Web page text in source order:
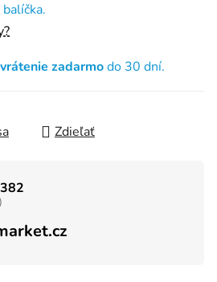
vrátenie zadarmodo 30 dní.
Zdieľať